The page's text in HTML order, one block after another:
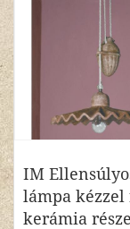
IM
lámpa kézzel
kerámia